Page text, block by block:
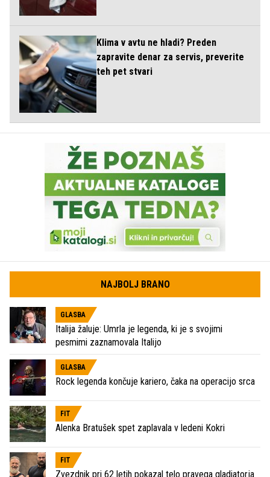
Klima v avtu ne hladi? Preden
zapravite denar za servis, preverite
teh pet stvari
NAJBOLJ BRANO
GLASBA
Italija žaluje: Umrla je legenda, ki je s svojimi
pesmimi zaznamovala Italijo
GLASBA
Rock legenda končuje kariero, čaka na operacijo srca
FIT
Alenka Bratušek spet zaplavala v ledeni Kokri
FIT
Zvezdnik pri 62 letih pokazal telo pravega gladiatorja